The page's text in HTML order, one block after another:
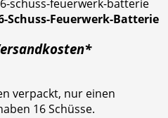
Schuss-Feuerwerk-Batterie
verpackt, nur einen
16 Schüsse.